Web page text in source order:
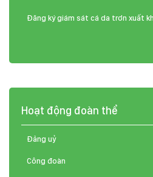
Đăng ký giám sát cá da trơn xuất
Hoạt động đoàn thể
Đảng uỷ
Công đoàn